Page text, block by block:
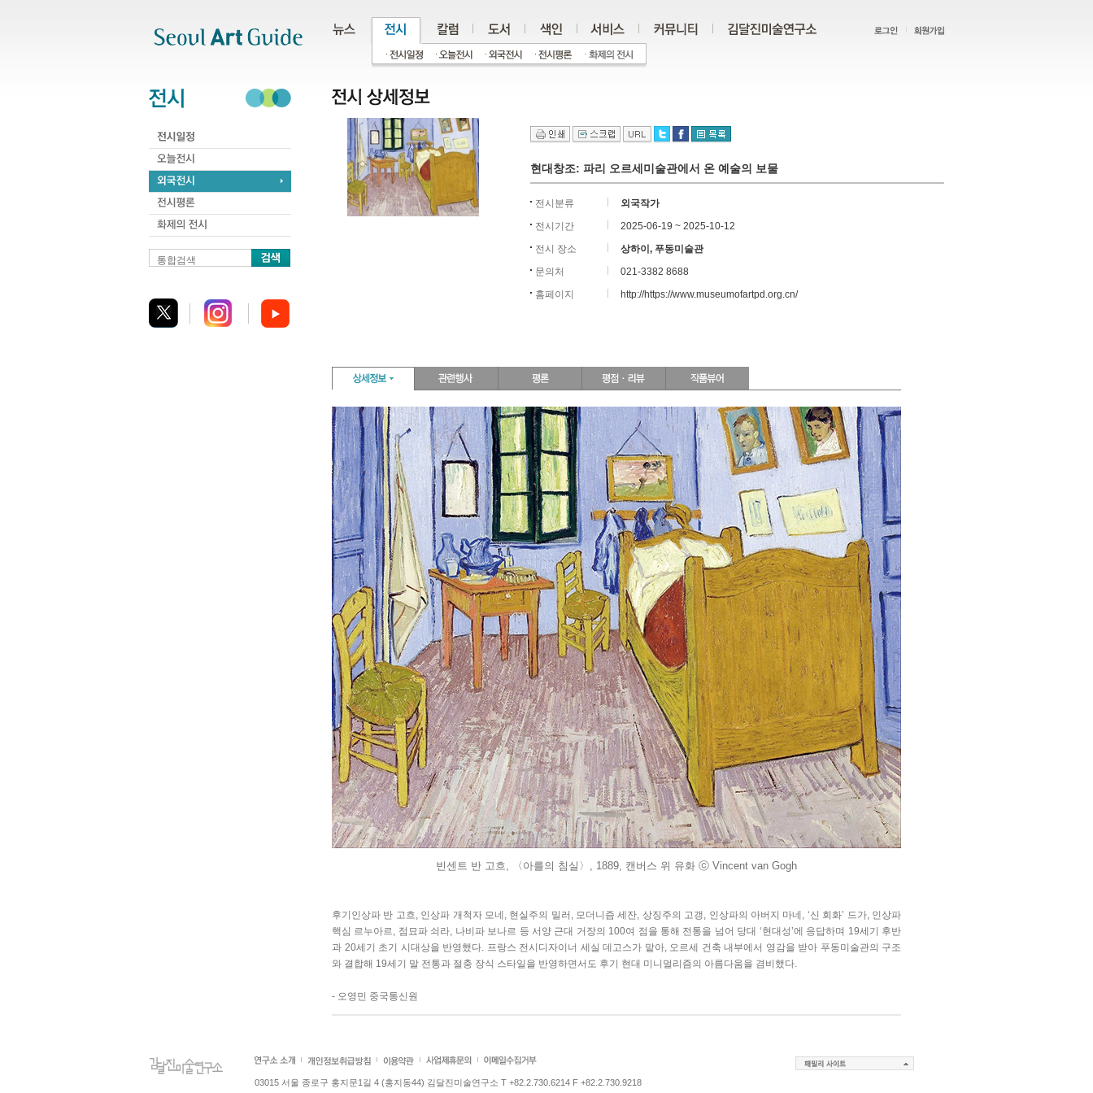
통합검색
현대창조: 파리 오르세미술관에서 온 예술의 보물
전시분류
외국작가
전시기간
2025-06-19 ~ 2025-10-12
전시 장소
상하이, 푸동미술관
문의처
021-3382 8688
홈페이지
http://https://www.museumofartpd.org.cn/
빈센트 반 고흐, 〈아를의 침실〉, 1889, 캔버스 위 유화 ⓒ Vincent van Gogh
후기인상파 반 고흐, 인상파 개척자 모네, 현실주의 밀러, 모더니즘 세잔, 상징주의 고갱, 인상파의 아버지 마네, ‘신 회화’ 드가, 인상파
핵심 르누아르, 점묘파 쇠라, 나비파 보나르 등 서양 근대 거장의 100여 점을 통해 전통을 넘어 당대 ‘현대성’에 응답하며 19세기 후반
과 20세기 초기 시대상을 반영했다. 프랑스 전시디자이너 세실 데고스가 맡아, 오르세 건축 내부에서 영감을 받아 푸동미술관의 구조
와 결합해 19세기 말 전통과 절충 장식 스타일을 반영하면서도 후기 현대 미니멀리즘의 아름다움을 겸비했다.
- 오영민 중국통신원
03015 서울 종로구 홍지문1길 4 (홍지동44) 김달진미술연구소 T +82.2.730.6214 F +82.2.730.9218